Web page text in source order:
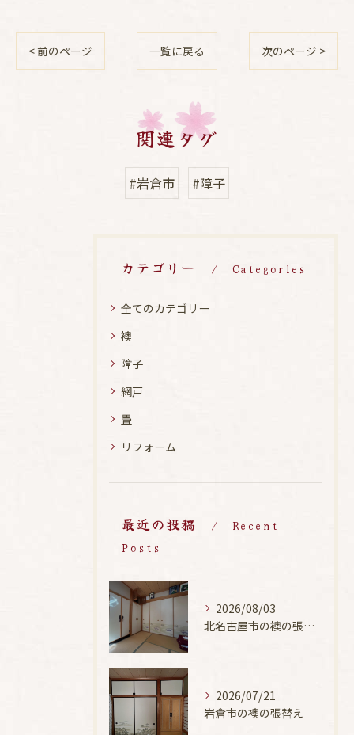
< 前のページ 一覧に戻る 次のページ >
関連タグ
#岩倉市 #障子
カテゴリー Categories
全てのカテゴリー
襖
障子
網戸
畳
リフォーム
最近の投稿
Recent
Posts
2026/08/03
北名古屋市の襖の張替え
2026/07/21
岩倉市の襖の張替え